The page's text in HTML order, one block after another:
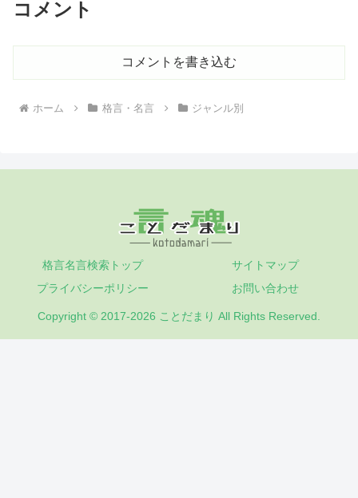
コメント
コメントを書き込む
ホーム 格言・名言 ジャンル別
格言名言検索トップ
サイトマップ
プライバシーポリシー
お問い合わせ
Copyright © 2017-2026 ことだまり All Rights Reserved.